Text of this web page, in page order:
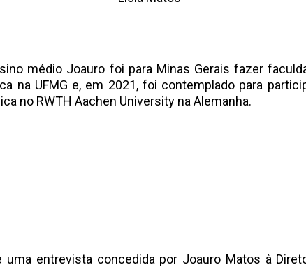
médio Joauro foi para Minas Gerais fazer
na UFMG e, em 2021, foi contemplado para
no RWTH Aachen University na Alemanha.
uma entrevista concedida por Joauro Matos à